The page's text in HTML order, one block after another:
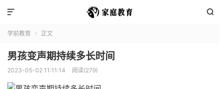


学前教育  正文
男孩变声期持续多长时间
2023-05-02 11:11:14 阅读(279)